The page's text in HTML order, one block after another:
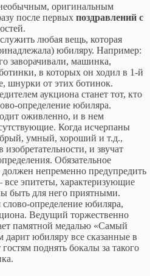
оригинальным
после первых поздравлений с
любая вещь, которая
юбиляру. Например:
заворачивали, машинка,
в которых он ходил в 1-й
шнурки от этих ботинок.
аукциона станет тот, кто
определение юбиляра.
оживленно, и в нем
Когда исчерпаны
умный, хороший и т.д.,
изобретательности, и звучат
Обязательное
непременно предупредить
эпитеты, характеризующие
быть для него приятными.
определение юбиляра,
Ведущий торжественно
памятной медалью «Самый
дарит юбиляру все сказанные в
поднять бокалы за такого